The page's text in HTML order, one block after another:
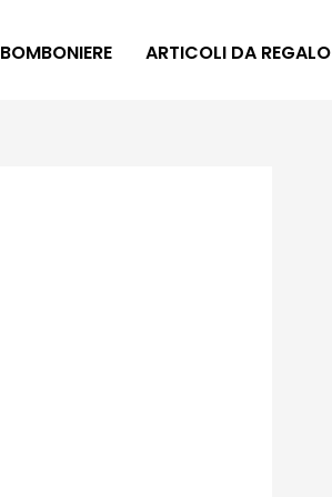
BOMBONIERE ARTICOLI DA REGALO